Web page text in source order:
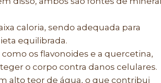
caloria, sendo adequada para
equilibrada.
os flavonoides e a quercetina,
o corpo contra danos celulares.
alto teor de água, o que contribui